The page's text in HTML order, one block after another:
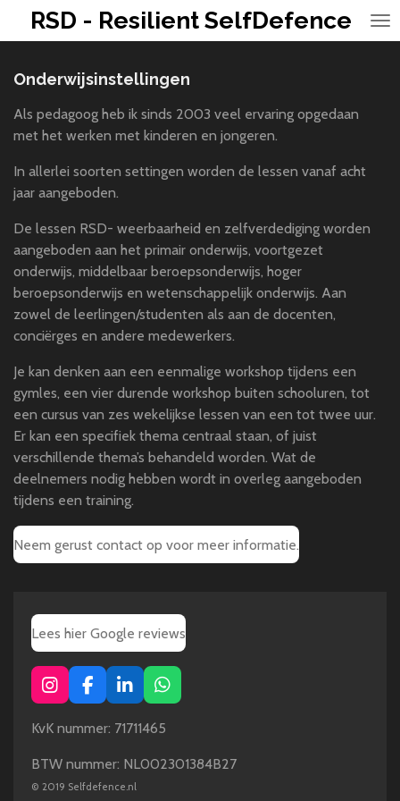
direct
de
RSD - Resilient SelfDefence
Onderwijsinstellingen
Als pedagoog heb ik sinds 2003 veel ervaring opgedaan
met het werken met kinderen en jongeren.
In allerlei soorten settingen worden de lessen vanaf acht
jaar aangeboden.
De lessen RSD- weerbaarheid en zelfverdediging worden
aangeboden aan het primair onderwijs, voortgezet
onderwijs, middelbaar beroepsonderwijs, hoger
beroepsonderwijs en wetenschappelijk onderwijs. Aan
zowel de leerlingen/studenten als aan de docenten,
conciërges en andere medewerkers.
Je kan denken aan een eenmalige workshop tijdens een
gymles, een vier durende workshop buiten schooluren, tot
een cursus van zes wekelijkse lessen van een tot twee uur.
Er kan een specifiek thema centraal staan, of juist
verschillende thema’s behandeld worden. Wat de
deelnemers nodig hebben wordt in overleg aangeboden
tijdens een training.
Neem gerust contact op voor meer informatie.
Lees hier Google reviews
I
n
s
a
r
F
a
c
b
o
L
i
n
e
I
W
h
a
s
KvK nummer: 71711465
BTW nummer: NL002301384B27
© 2019 Selfdefence.nl